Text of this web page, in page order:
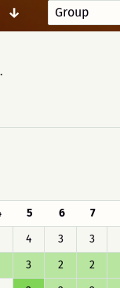
↓
5 6 7
4 3 3
3 2 2